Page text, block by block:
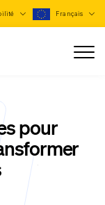
Français
pour